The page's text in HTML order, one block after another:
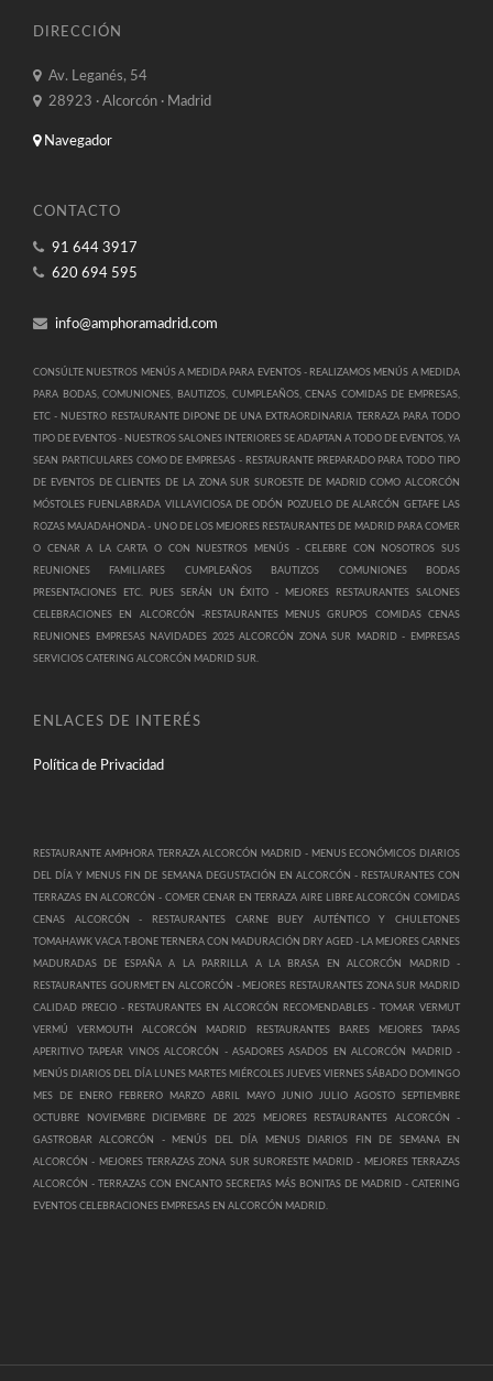
DIRECCIÓN
Av. Leganés, 54
28923 · Alcorcón · Madrid
Navegador
CONTACTO
91 644 3917
620 694 595
info@amphoramadrid.com
CONSÚLTE NUESTROS MENÚS A MEDIDA PARA EVENTOS - REALIZAMOS MENÚS A MEDIDA
PARA BODAS, COMUNIONES, BAUTIZOS, CUMPLEAÑOS, CENAS COMIDAS DE EMPRESAS,
ETC - NUESTRO RESTAURANTE DIPONE DE UNA EXTRAORDINARIA TERRAZA PARA TODO
TIPO DE EVENTOS - NUESTROS SALONES INTERIORES SE ADAPTAN A TODO DE EVENTOS, YA
SEAN PARTICULARES COMO DE EMPRESAS - RESTAURANTE PREPARADO PARA TODO TIPO
DE EVENTOS DE CLIENTES DE LA ZONA SUR SUROESTE DE MADRID COMO ALCORCÓN
MÓSTOLES FUENLABRADA VILLAVICIOSA DE ODÓN POZUELO DE ALARCÓN GETAFE LAS
ROZAS MAJADAHONDA - UNO DE LOS MEJORES RESTAURANTES DE MADRID PARA COMER
O CENAR A LA CARTA O CON NUESTROS MENÚS -CELEBRE CON NOSOTROS SUS
REUNIONES FAMILIARES CUMPLEAÑOS BAUTIZOS COMUNIONES BODAS
PRESENTACIONES ETC. PUES SERÁN UN ÉXITO - MEJORES RESTAURANTES SALONES
CELEBRACIONES EN ALCORCÓN -RESTAURANTES MENUS GRUPOS COMIDAS CENAS
REUNIONES EMPRESAS NAVIDADES 2025 ALCORCÓN ZONA SUR MADRID - EMPRESAS
SERVICIOS CATERING ALCORCÓN MADRID SUR.
ENLACES DE INTERÉS
Política de Privacidad
RESTAURANTE AMPHORA TERRAZA ALCORCÓN MADRID - MENUS ECONÓMICOS DIARIOS
DEL DÍA Y MENUS FIN DE SEMANA DEGUSTACIÓN EN ALCORCÓN - RESTAURANTES CON
TERRAZAS EN ALCORCÓN - COMER CENAR EN TERRAZA AIRE LIBRE ALCORCÓN COMIDAS
CENAS ALCORCÓN - RESTAURANTES CARNE BUEY AUTÉNTICO Y CHULETONES
TOMAHAWK VACA T-BONE TERNERA CON MADURACIÓN DRY AGED - LA MEJORES CARNES
MADURADAS DE ESPAÑA A LA PARRILLA A LA BRASA EN ALCORCÓN MADRID -
RESTAURANTES GOURMET EN ALCORCÓN - MEJORES RESTAURANTES ZONA SUR MADRID
CALIDAD PRECIO - RESTAURANTES EN ALCORCÓN RECOMENDABLES - TOMAR VERMUT
VERMÚ VERMOUTH ALCORCÓN MADRID RESTAURANTES BARES MEJORES TAPAS
APERITIVO TAPEAR VINOS ALCORCÓN - ASADORES ASADOS EN ALCORCÓN MADRID -
MENÚS DIARIOS DEL DÍA LUNES MARTES MIÉRCOLES JUEVES VIERNES SÁBADO DOMINGO
MES DE ENERO FEBRERO MARZO ABRIL MAYO JUNIO JULIO AGOSTO SEPTIEMBRE
OCTUBRE NOVIEMBRE DICIEMBRE DE 2025 MEJORES RESTAURANTES ALCORCÓN -
GASTROBAR ALCORCÓN - MENÚS DEL DÍA MENUS DIARIOS FIN DE SEMANA EN
ALCORCÓN - MEJORES TERRAZAS ZONA SUR SURORESTE MADRID - MEJORES TERRAZAS
ALCORCÓN - TERRAZAS CON ENCANTO SECRETAS MÁS BONITAS DE MADRID - CATERING
EVENTOS CELEBRACIONES EMPRESAS EN ALCORCÓN MADRID.